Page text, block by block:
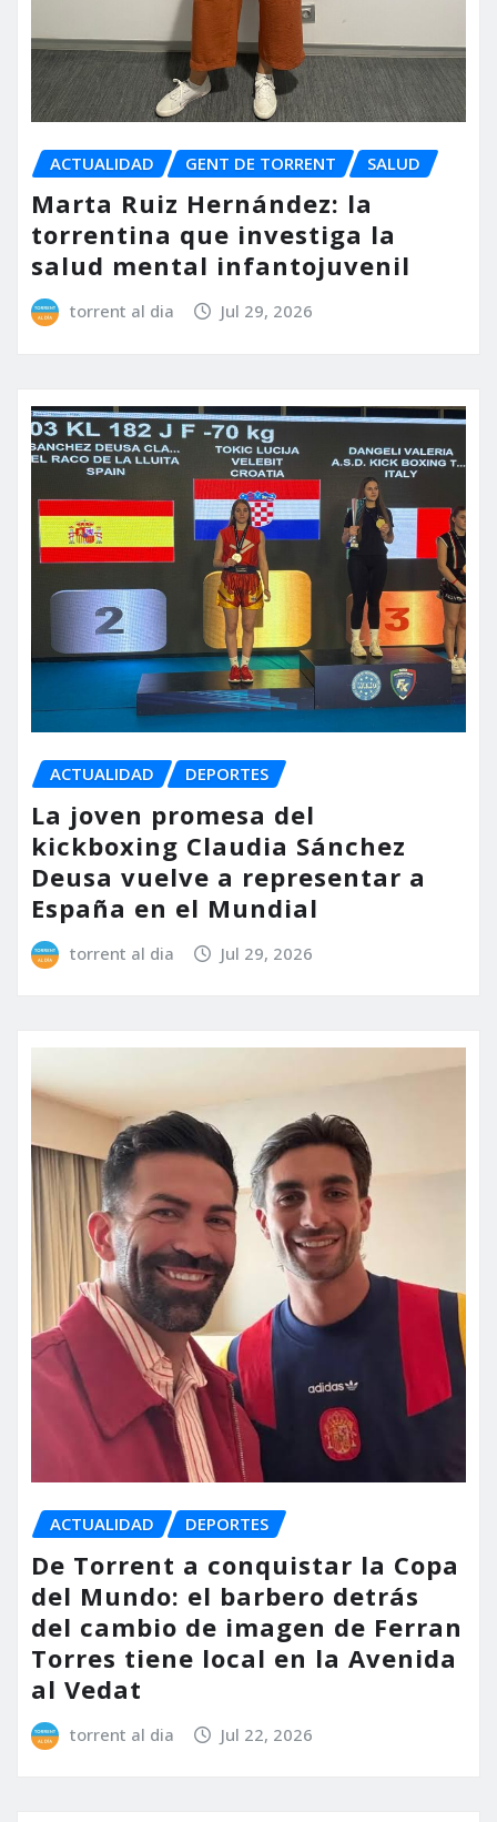
ACTUALIDAD GENT DE TORRENT SALUD
Marta Ruiz Hernández: la
torrentina que investiga la
salud mental infantojuvenil
torrent al dia Jul 29, 2026
ACTUALIDAD DEPORTES
La joven promesa del
kickboxing Claudia Sánchez
Deusa vuelve a representar a
España en el Mundial
torrent al dia Jul 29, 2026
ACTUALIDAD DEPORTES
De Torrent a conquistar la Copa
del Mundo: el barbero detrás
del cambio de imagen de Ferran
Torres tiene local en la Avenida
al Vedat
torrent al dia Jul 22, 2026